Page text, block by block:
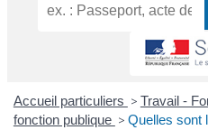
Accueil particuliers > Travail -
fonction publique > Quelles sont